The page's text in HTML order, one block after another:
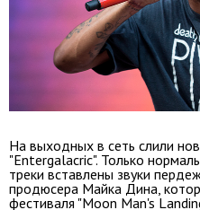
На выходных в сеть слили
"Entergalacric". Только
треки вставлены звуки
продюсера Майка Дина,
фестиваля "Moon Man's